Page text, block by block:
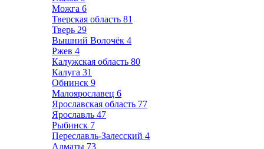
Можга 6
Тверская область 81
Тверь 29
Вышний Волочёк 4
Ржев 4
Калужская область 80
Калуга 31
Обнинск 9
Малоярославец 6
Ярославская область 77
Ярославль 47
Рыбинск 7
Переславль-Залесский 4
Алматы 73